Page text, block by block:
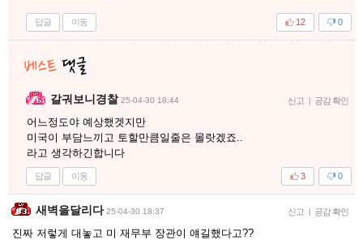
답글 이동 0
12
갈궈보니경찰 25-04-30 18:44 신고 | 공감 확인
어느정도야 예상했겟지만
미국이 부담느끼고 토할만큼일줄은 몰랏겠죠..
라고 생각하긴합니다
답글 이동 0
3
새벽을달리다 25-04-30 18:37 신고 | 공감 확인
진짜 저렇게 대놓고 미 재무부 장관이 얘길했다고??